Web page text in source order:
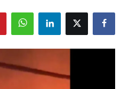
اقتصاد
علوم وتكنولوجيا